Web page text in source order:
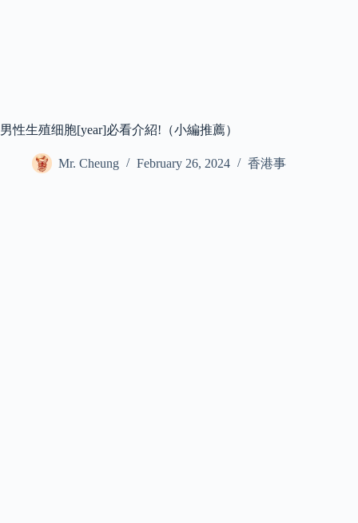
男性生殖细胞[year]必看介紹!（小編推薦）
Mr. Cheung February 26, 2024 香港事